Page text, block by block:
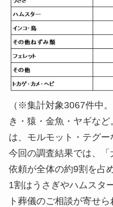
（※集計対象3067件中
き・猿・金魚・ヤギなど
は、モルモット・テグー
今回の調査結果では、
依頼が全体の約9割を占
1割はうさぎやハムスタ
ト葬儀のご相談が寄せ